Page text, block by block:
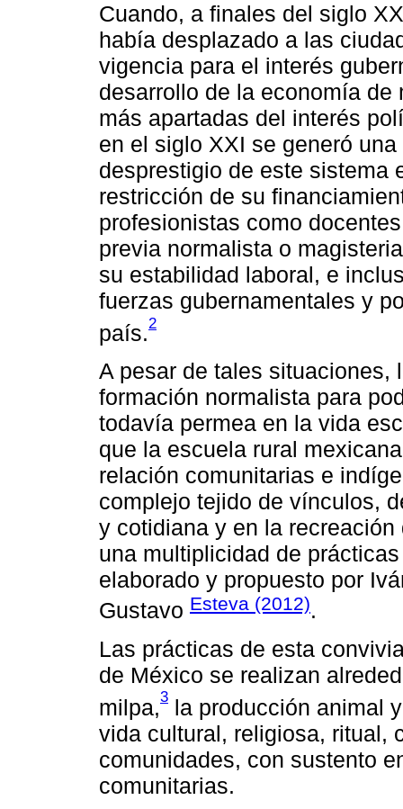
Cuando, a finales del siglo
había desplazado a las
vigencia para el interés
desarrollo de la economía
más apartadas del interés
en el siglo XXI se generó
desprestigio de este sistema
restricción de su
profesionistas como
previa normalista o
su estabilidad laboral, e
fuerzas gubernamentales y
país.2
A pesar de tales situaciones,
formación normalista para
todavía permea en la vida
que la escuela rural
relación comunitarias e
complejo tejido de vínculos,
y cotidiana y en la
una multiplicidad de
elaborado y propuesto por
Gustavo Esteva (2012).
Las prácticas de esta
de México se realizan
milpa,3 la producción animal
vida cultural, religiosa, ritual,
comunidades, con sustento
comunitarias.